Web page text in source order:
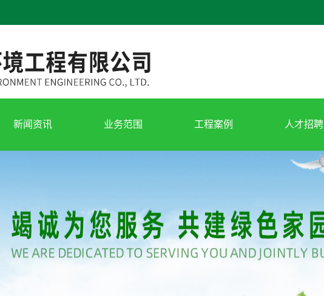
新闻资讯
行业新闻
常见问题
业务范围
环境工程
环境保护运营
工程案例
工程业绩
人才招聘
在线招聘